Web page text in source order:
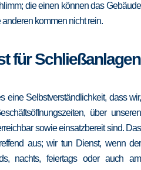
die einen können das Gebäude
kommen nicht rein.
für Schließanlagen
eine Selbstverständlichkeit, dass wir,
über unseren
sowie einsatzbereit sind. Das
aus; wir tun Dienst, wenn der
nachts, feiertags oder auch am